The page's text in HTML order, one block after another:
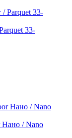
33-
/ Nano